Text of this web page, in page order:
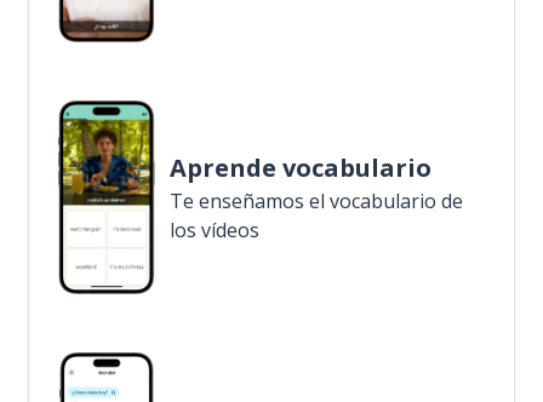
Aprende vocabulario
Te enseñamos el vocabulario de
los vídeos